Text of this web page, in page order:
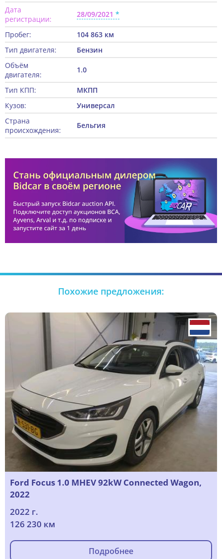
Дата
регистрации:
28/09/2021
Пробег:
104 863 км
Тип двигателя:
Бензин
Объём
двигателя:
1.0
Тип КПП:
МКПП
Кузов:
Универсал
Страна
происхождения:
Бельгия
Похожие предложения:
Ford Focus 1.0 MHEV 92kW Connected Wagon,
2022
2022 г.
126 230 км
Подробнее